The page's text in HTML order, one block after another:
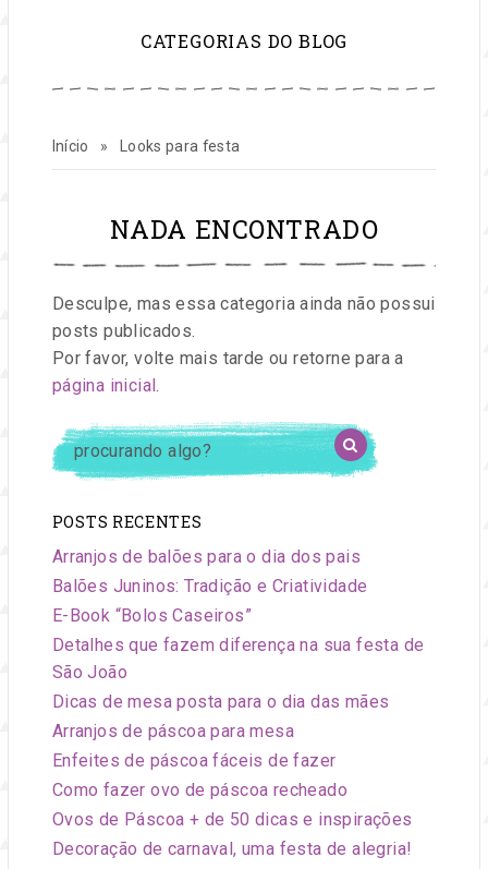
inspirar
sua
vida
e
seu
negócio
de
festas
e
eventos.
CATEGORIAS DO BLOG
Início » Looks para festa
NADA ENCONTRADO
Desculpe, mas essa categoria ainda não possui
posts publicados.
Por favor, volte mais tarde ou retorne para a
página inicial.
procurando
algo?
OK
POSTS RECENTES
Arranjos de balões para o dia dos pais
Balões Juninos: Tradição e Criatividade
E-Book “Bolos Caseiros”
Detalhes que fazem diferença na sua festa de
São João
Dicas de mesa posta para o dia das mães
Arranjos de páscoa para mesa
Enfeites de páscoa fáceis de fazer
Como fazer ovo de páscoa recheado
Ovos de Páscoa + de 50 dicas e inspirações
Decoração de carnaval, uma festa de alegria!